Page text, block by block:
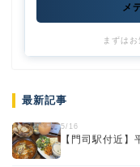
メ
まずはお
最新記事
5/16
【門司駅付近